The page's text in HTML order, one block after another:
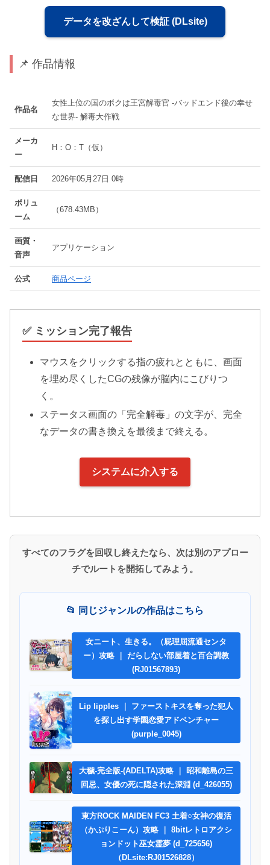
データを改ざんして検証 (DLsite)
📌 作品情報
作品名
女性上位の国のボクは王宮解毒官 -バッドエンド後の幸せ
な世界- 解毒大作戦
メーカ
ー
H：O：T（仮）
配信日 2026年05月27日 0時
ボリュ
ーム
（678.43MB）
画質・
音声
アプリケーション
公式 商品ページ
✅ ミッション完了報告
マウスをクリックする指の疲れとともに、画面
を埋め尽くしたCGの残像が脳内にこびりつ
く。
ステータス画面の「完全解毒」の文字が、完全
なデータの書き換えを最後まで終える。
システムに介入する
すべてのフラグを回収し終えたなら、次は別のアプロー
チでルートを開拓してみよう。
📂 同じジャンルの作品はこちら
女ニート、生きる。（屁理屈流通センタ
ー）攻略 ｜ だらしない部屋着と百合調教
(RJ01567893)
Lip lipples ｜ ファーストキスを奪った犯人
を探し出す学園恋愛アドベンチャー
(purple_0045)
大穢-完全版-(ADELTA)攻略 ｜ 昭和離島の三
回忌、女優の死に隠された深淵 (d_426055)
東方ROCK MAIDEN FC3 土着○女神の復活
（かぷりこーん）攻略 ｜ 8bitレトロアクシ
ョンドット巫女霊夢 (d_725656)
（DLsite:RJ01526828）